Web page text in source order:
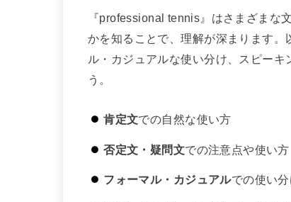
『professional tennis』はさまざまな
かを知ることで、理解が深まります
ル・カジュアルな使い分け、スピー
う。
肯定文での自然な使い方
否定文・疑問文での注意点や使い方
フォーマル・カジュアルでの使い分